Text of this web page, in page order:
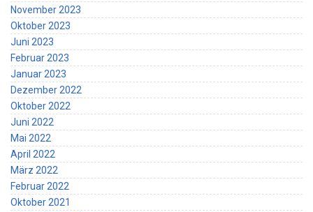
November 2023
Oktober 2023
Juni 2023
Februar 2023
Januar 2023
Dezember 2022
Oktober 2022
Juni 2022
Mai 2022
April 2022
März 2022
Februar 2022
Oktober 2021